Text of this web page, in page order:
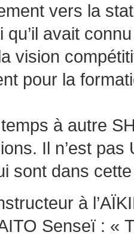
vers la
avait
vision
pour la
à autre
Il n’est
sont dans
à
Senseï : «